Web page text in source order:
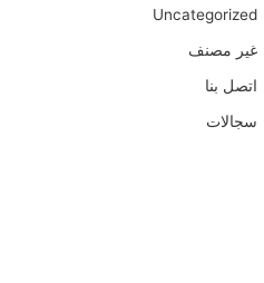
Uncategorized
غير مصنف
اتصل بنا
سجالات